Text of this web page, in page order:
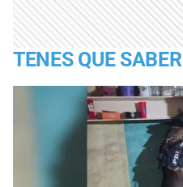
TENES QUE SABER